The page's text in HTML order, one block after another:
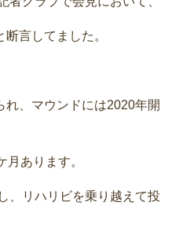
言してました。
れ、マウンドには2020年開
あります。
、リハリビを乗り越えて投